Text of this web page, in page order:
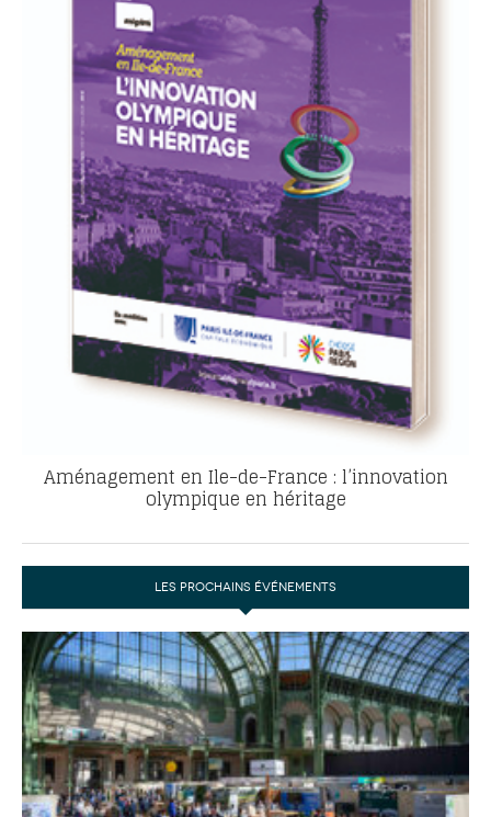
Aménagement en Ile-de-France : l’innovation
olympique en héritage
LES PROCHAINS ÉVÉNEMENTS